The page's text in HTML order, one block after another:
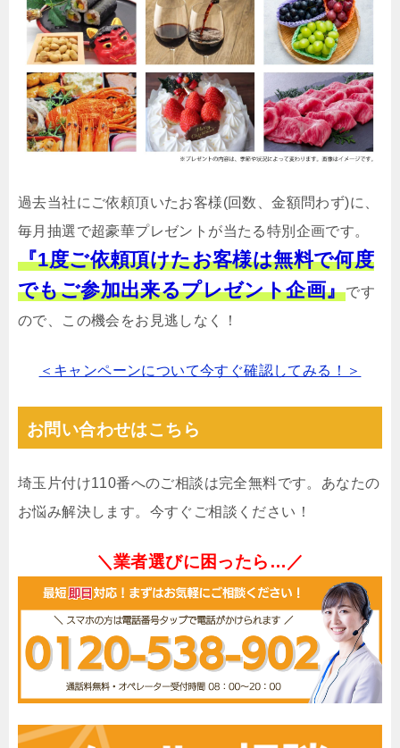
過去当社にご依頼頂いたお客様(回数、金額問わず)に、
毎月抽選で超豪華プレゼントが当たる特別企画です。
『1度ご依頼頂けたお客様は無料で何度
でもご参加出来るプレゼント企画』です
ので、この機会をお見逃しなく！
＜キャンペーンについて今すぐ確認してみる！＞
お問い合わせはこちら
埼玉片付け110番へのご相談は完全無料です。あなたの
お悩み解決します。今すぐご相談ください！
＼業者選びに困ったら…／